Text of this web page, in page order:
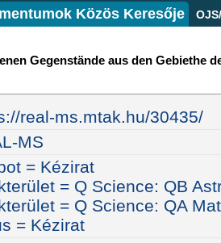
Közös Keresője
Gegenstände aus den Gebiethe
real-ms.mtak.hu/30435/
MS
= Kézirat
= Q Science: QB
= Q Science: QA
= Kézirat